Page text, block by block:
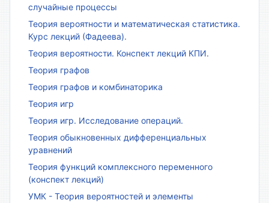
случайные процессы
Теория вероятности и математическая статистика.
Курс лекций (Фадеева).
Теория вероятности. Конспект лекций КПИ.
Теория графов
Теория графов и комбинаторика
Теория игр
Теория игр. Исследование операций.
Теория обыкновенных дифференциальных
уравнений
Теория функций комплексного переменного
(конспект лекций)
УМК - Теория вероятностей и элементы